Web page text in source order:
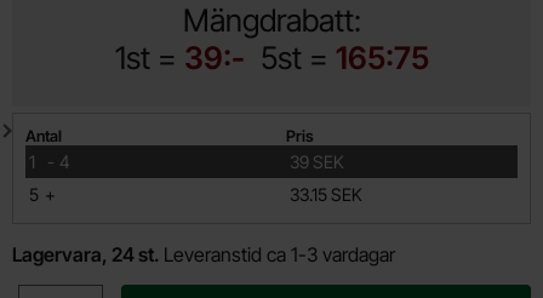
Mängdrabatt:
1st = 39:- 5st = 165:75
Mängdrabatt
Antal Pris
1 -
till 4
39 SEK
5 +
till 33.15 SEK
Lagervara, 24 st. Leveranstid ca 1-3 vardagar